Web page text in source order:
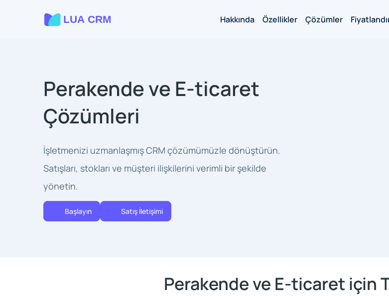
Hakkında Özellikler Çözümler
Perakende ve E-ticaret
Çözümleri
İşletmenizi uzmanlaşmış CRM çözümümüzle dönüştürün.
Satışları, stokları ve müşteri ilişkilerini verimli bir şekilde
yönetin.
Başlayın Satış İletişimi
Perakende ve E-ticaret için